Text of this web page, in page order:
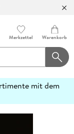
Merkzettel Warenkorb
mit dem